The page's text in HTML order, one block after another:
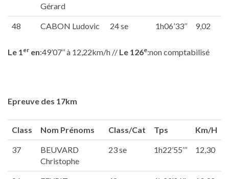
Gérard
48 CABON Ludovic 24 se 1h06’33’’ 9,02
Le 1er en:49’07’’ à 12,22km/h // Le 126e:non comptabilisé
Epreuve des 17km
Class Nom Prénoms Class/Cat Tps Km/H
37
BEUVARD
Christophe
23 se 1h22’55’’’ 12,30